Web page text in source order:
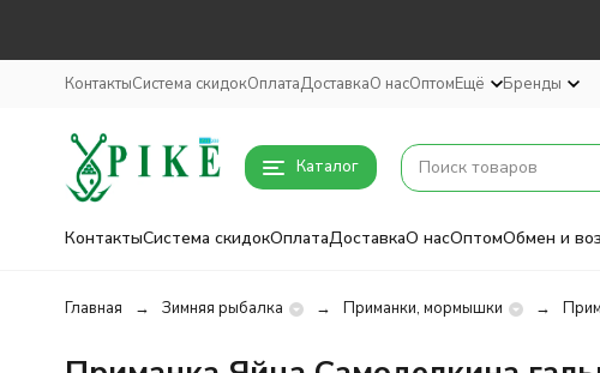
КонтактыСистема скидокОплатаДоставкаО насОптомЕщё Бренды
Каталог
КонтактыСистема скидокОплатаДоставкаО насОптомОбмен и
Главная Зимняя рыбалка Приманки, мормышки